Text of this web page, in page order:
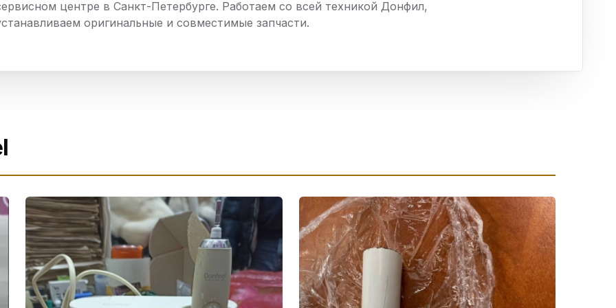
шкаф Вентиляция Осушитель воздуха
центре в Санкт-Петербурге. Работаем со всей техникой Донфил,
оригинальные и совместимые запчасти.